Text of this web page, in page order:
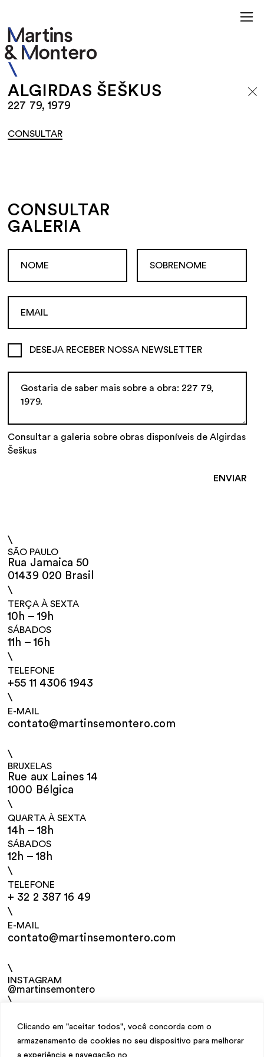
Clicando em "aceitar todos", você concorda com o
armazenamento de cookies no seu dispositivo para melhorar
a experiência e navegação no
ALGIRDAS ŠEŠKUS
227 79, 1979
CONSULTAR
CONSULTAR
GALERIA
DESEJA RECEBER NOSSA NEWSLETTER
Consultar a galeria sobre obras disponíveis de Algirdas
Šeškus
\
SÃO PAULO
Rua Jamaica 50
01439 020 Brasil
\
TERÇA À SEXTA
10h – 19h
SÁBADOS
11h – 16h
\
TELEFONE
+55 11 4306 1943
\
E-MAIL
contato@martinsemontero.com
\
BRUXELAS
Rue aux Laines 14
1000 Bélgica
\
QUARTA À SEXTA
14h – 18h
SÁBADOS
12h – 18h
\
TELEFONE
+ 32 2 387 16 49
\
E-MAIL
contato@martinsemontero.com
\
INSTAGRAM
@martinsemontero
\